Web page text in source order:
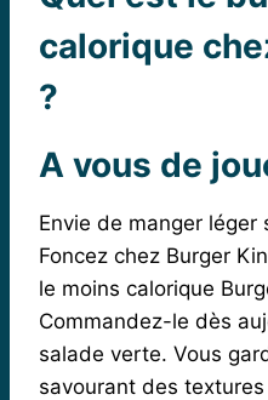
calorique
?
A vous de
Envie de manger léger
Foncez chez Burger
le moins calorique
Commandez-le dès
salade verte. Vous
savourant des